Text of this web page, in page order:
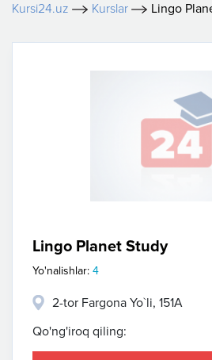
Kursi24.uz Kurslar Lingo
Lingo Planet Study
Yo'nalishlar: 4
2-tor Fargona Yo`li, 151A
Qo'ng'iroq qiling: